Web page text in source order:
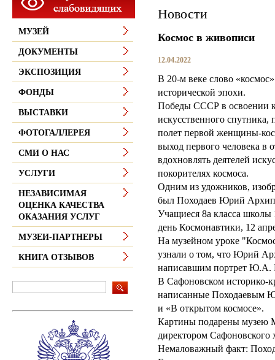
Новости
Космос в живописи
12.04.2022
В 20-м веке слово
исторической эпохи.
Победы СССР в освоении
искусственного спутника,
полет первой женщины-
выход первого человека в
вдохновлять деятелей
покорителях космоса.
Одним из удожников,
был Походаев Юрий
Учащиеся 8а класса школы
день Космонавтики, 12
На музейном уроке
узнали о том, что Юрий
написавшим портрет Ю.А.
В Сафоновском историко-
написанные Походаевым
и «В открытом космосе».
Картины подарены музею
директором Сафоновского
Немаловажный факт:
МУЗЕЙ
ДОКУМЕНТЫ
ЭКСПОЗИЦИЯ
ФОНДЫ
ВЫСТАВКИ
ФОТОГАЛЛЕРЕЯ
СМИ О НАС
УСЛУГИ
НЕЗАВИСИМАЯ
ОЦЕНКА КАЧЕСТВА
ОКАЗАНИЯ УСЛУГ
МУЗЕИ-ПАРТНЕРЫ
КНИГА ОТЗЫВОВ